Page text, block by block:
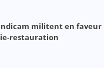
militent en faveur
restauration